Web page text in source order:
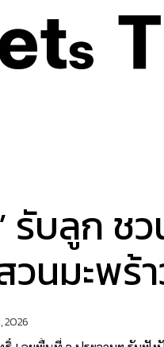
รับลูก
วนมะพร้
2026